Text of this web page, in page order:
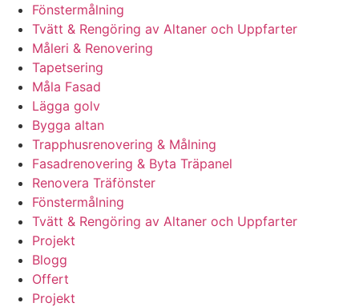
Fönstermålning
Tvätt & Rengöring av Altaner och Uppfarter
Måleri & Renovering
Tapetsering
Måla Fasad
Lägga golv
Bygga altan
Trapphusrenovering & Målning
Fasadrenovering & Byta Träpanel
Renovera Träfönster
Fönstermålning
Tvätt & Rengöring av Altaner och Uppfarter
Projekt
Blogg
Offert
Projekt